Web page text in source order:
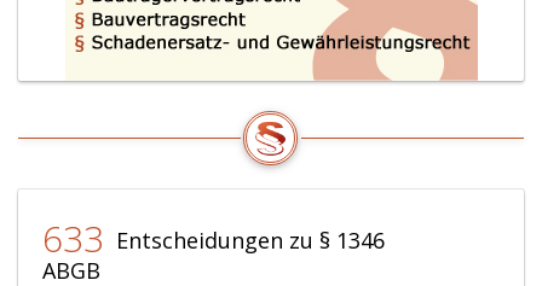
633 Entscheidungen zu § 1346
ABGB